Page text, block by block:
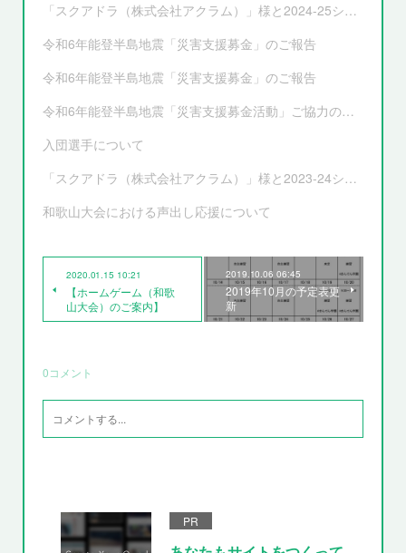
「スクアドラ（株式会社アクラム）」様と2024-25シーズンオフィシャルユニフォーム サプライヤー契約更新および新ユニフォーム決定のお知らせ
令和6年能登半島地震「災害支援募金」のご報告
令和6年能登半島地震「災害支援募金」のご報告
令和6年能登半島地震「災害支援募金活動」ご協力のお願い
入団選手について
「スクアドラ（株式会社アクラム）」様と2023-24シーズンオフィシャルユニフォーム サプライヤー契約更新および新ユニフォーム決定のお知らせ
和歌山大会における声出し応援について
2020.01.15 10:21
【ホームゲーム（和歌
山大会）のご案内】
2019.10.06 06:45
2019年10月の予定表更
新
0コメント
PR